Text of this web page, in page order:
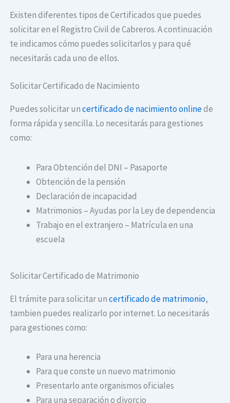
Existen diferentes tipos de Certificados que puedes
solicitar en el Registro Civil de Cabreros. A continuación
te indicamos cómo puedes solicitarlos y para qué
necesitarás cada uno de ellos.
Solicitar Certificado de Nacimiento
Puedes solicitar uncertificado de nacimiento onlinede
forma rápida y sencilla. Lo necesitarás para gestiones
como:
Para Obtención del DNI – Pasaporte
Obtención de la pensión
Declaración de incapacidad
Matrimonios – Ayudas por la Ley de dependencia
Trabajo en el extranjero – Matrícula en una
escuela
Solicitar Certificado de Matrimonio
El trámite para solicitar uncertificado de matrimonio,
tambien puedes realizarlo por internet. Lo necesitarás
para gestiones como:
Para una herencia
Para que conste un nuevo matrimonio
Presentarlo ante organismos oficiales
Para una separación o divorcio